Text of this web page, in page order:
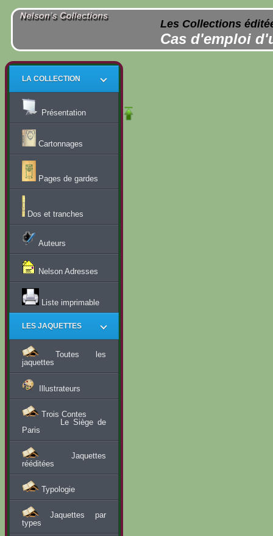
Les Collections
Cas d'emploi
LA COLLECTION
Présentation
Cartonnages
Pages de gardes
Dos et tranches
Auteurs
Nelson Adresses
Liste imprimable
LES JAQUETTES
Toutes les
jaquettes
Illustrateurs
Trois Contes
Le Siège de
Paris
Jaquettes
rééditées
Typologie
Jaquettes par
types